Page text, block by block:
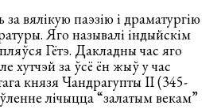
вялікую паэзію і драматургію
Яго называлі індыйскім
Гётэ. Дакладны час яго
хутчэй за ўсё ён жыў у час
князя Чандрагупты ІІ (345-
лічыцца “залатым векам”